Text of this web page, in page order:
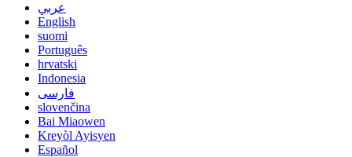
عربي
English
suomi
Português
hrvatski
Indonesia
فارسی
slovenčina
Bai Miaowen
Kreyòl Ayisyen
Español